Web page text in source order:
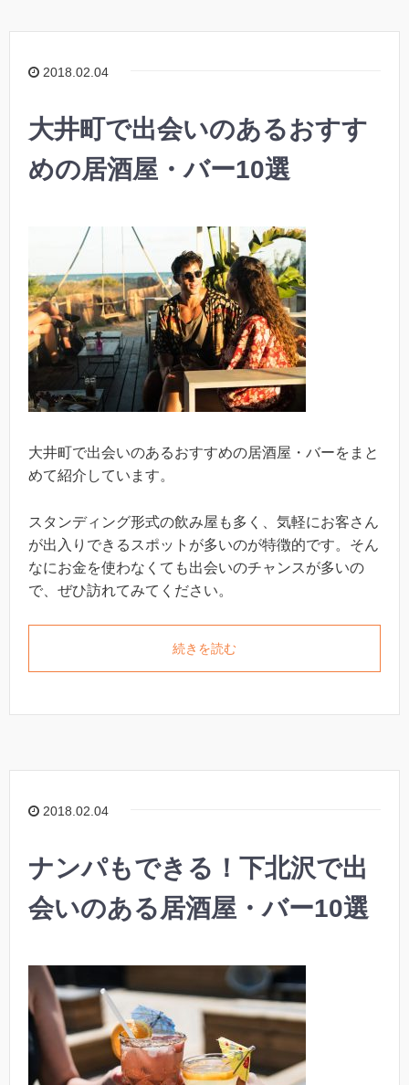
2018.02.04
大井町で出会いのあるおすす
めの居酒屋・バー10選
大井町で出会いのあるおすすめの居酒屋・バーをまと
めて紹介しています。
スタンディング形式の飲み屋も多く、気軽にお客さん
が出入りできるスポットが多いのが特徴的です。そん
なにお金を使わなくても出会いのチャンスが多いの
で、ぜひ訪れてみてください。
続きを読む
2018.02.04
ナンパもできる！下北沢で出
会いのある居酒屋・バー10選